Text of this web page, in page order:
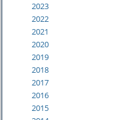
2023
2022
2021
2020
2019
2018
2017
2016
2015